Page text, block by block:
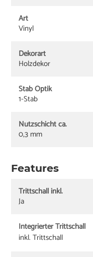
Art
Vinyl
Dekorart
Holzdekor
Stab Optik
1-Stab
Nutzschicht ca.
0,3 mm
Features
Trittschall inkl.
Ja
Integrierter Trittschall
inkl. Trittschall